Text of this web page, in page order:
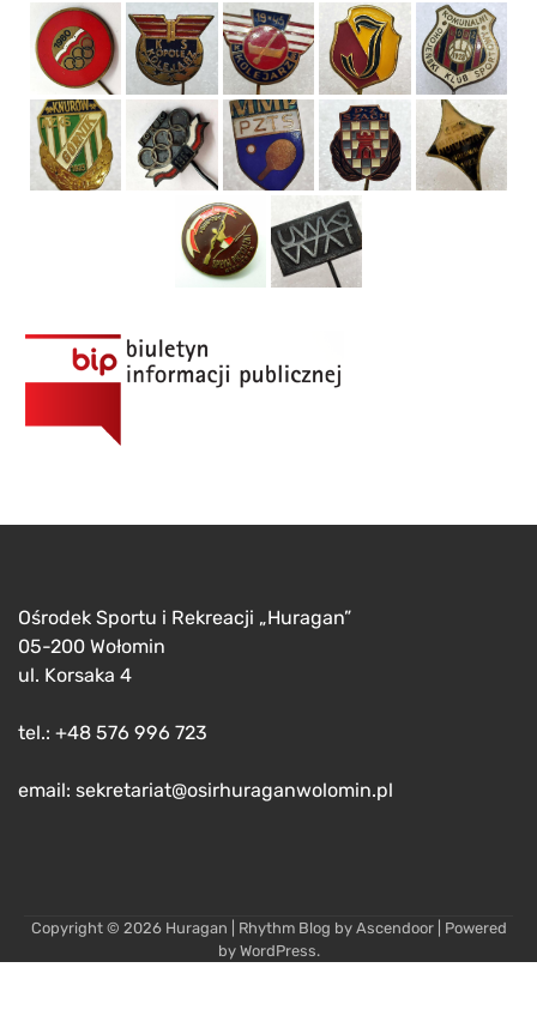
Ośrodek Sportu i Rekreacji „Huragan”
05-200 Wołomin
ul. Korsaka 4
tel.: +48 576 996 723
email: sekretariat@osirhuraganwolomin.pl
Copyright © 2026 Huragan | Rhythm Blog by Ascendoor| Powered
by WordPress.